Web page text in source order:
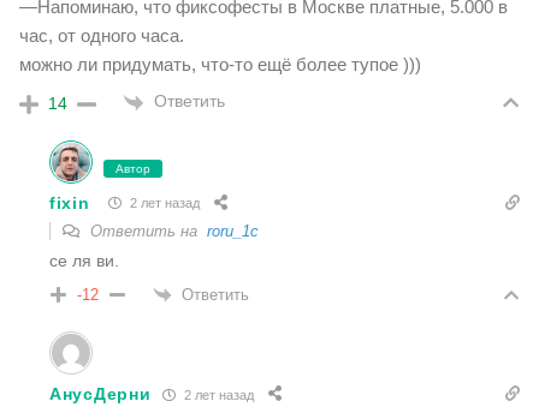
—Напоминаю, что фиксофесты в Москве платные, 5.000 в
час, от одного часа.
можно ли придумать, что-то ещё более тупое )))
14 Ответить
Автор
fixin 2 лет назад
Ответить на roru_1c
се ля ви.
-12 Ответить
АнусДерни 2 лет назад